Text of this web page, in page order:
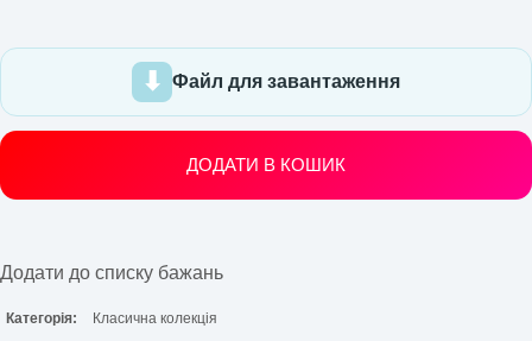
Файл для завантаження
ДОДАТИ В КОШИК
Додати до списку бажань
Категорія: Класична колекція